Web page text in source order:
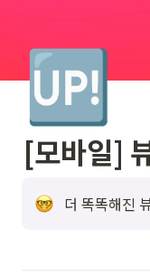
🆙
[모바일]
더 똑똑해진